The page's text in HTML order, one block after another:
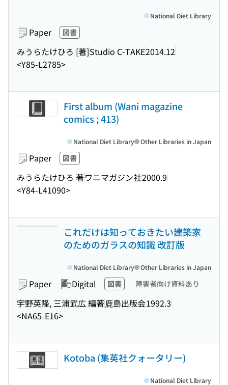
Paper 図書
みうらたけひろ [著]Studio C-TAKE2014.12
<Y85-L2785>
National Diet Library
First album (Wani magazine
comics ; 413)
Paper 図書
みうらたけひろ 著ワニマガジン社2000.9
<Y84-L41090>
National Diet Library Other Libraries in Japan
これだけは知っておきたい建築家
のためのガラスの知識 改訂版
Paper Digital 図書 障害者向け資料あり
宇野英隆, 三浦武広 編著鹿島出版会1992.3
<NA65-E16>
National Diet Library Other Libraries in Japan
Kotoba (集英社クォータリー)
National Diet Library